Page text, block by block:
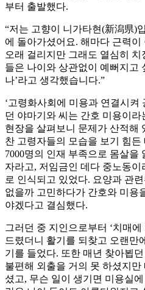
부터 출발했다.
“저는 고향이 니가타현(新潟県)
에 돌아가셨어요. 해마다 근력
오래 걸리지만 그래도 열심히
들은 나이와 상관없이 예뻐지고
나’라고 생각했습니다.”
‘고령화사회에 미용과 연결시켜
던 야마기와 씨는 간호 미용이라
현장을 살펴보니 문제가 산적해
찬 고령자들의 모습을 보기 힘든
7000명의 인재 부족으로 몸살을
자라고, 저임금인 데다 중노동
로 인식되고 있었다. 요양과 관
없을까 고민하다가 간호와 미용
야겠다고 결심했다.
그러던 중 지인으로부터 ‘치매
드렸더니 활기를 되찾고 오랜만
기를 들었다. 또한 매년 찾아뵙
불편해 외출을 거의 못 하셨지
셨고, 무슨 일이 생기면 미용실